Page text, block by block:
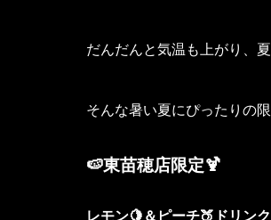
だんだんと気温も上がり、
そんな暑い夏にぴったりの
🍉東苗穂店限定🍹
レモン🍋＆ピーチ🍑ドリン